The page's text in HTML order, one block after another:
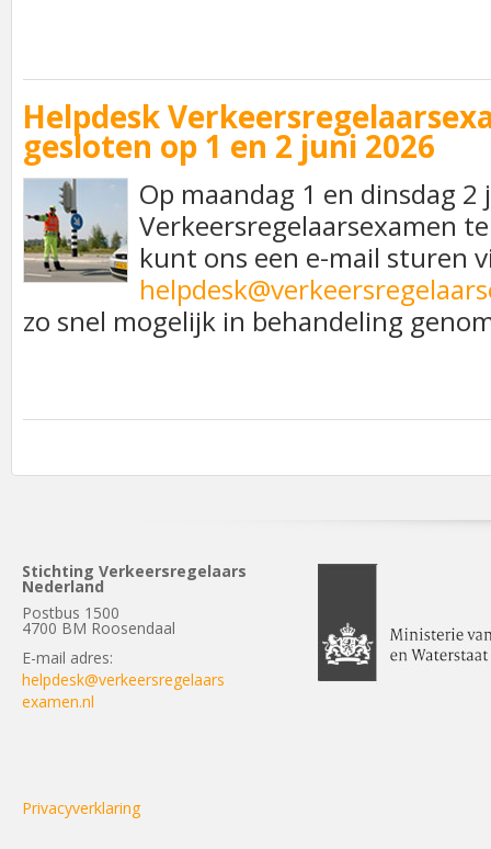
Helpdesk
gesloten op 1 en 2 juni 2026
Op maandag 1 en dinsdag
Verkeersregelaarsexamen
kunt ons een e-mail sturen
zo snel mogelijk in behandeling
Stichting Verkeersregelaars
Nederland
Postbus 1500
4700 BM Roosendaal
E-mail adres:
helpdesk@verkeersregelaars
examen.nl
Privacyverklaring